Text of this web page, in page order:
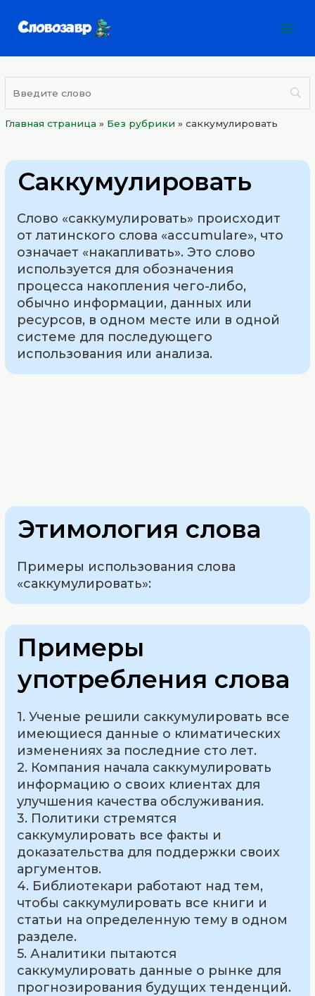
Главная страница » Без рубрики »саккумулировать
Саккумулировать
Слово «саккумулировать» происходит
от латинского слова «accumulare», что
означает «накапливать». Это слово
используется для обозначения
процесса накопления чего-либо,
обычно информации, данных или
ресурсов, в одном месте или в одной
системе для последующего
использования или анализа.
Этимология слова
Примеры использования слова
«саккумулировать»:
Примеры
употребления слова
1. Ученые решили саккумулировать все
имеющиеся данные о климатических
изменениях за последние сто лет.
2. Компания начала саккумулировать
информацию о своих клиентах для
улучшения качества обслуживания.
3. Политики стремятся
саккумулировать все факты и
доказательства для поддержки своих
аргументов.
4. Библиотекари работают над тем,
чтобы саккумулировать все книги и
статьи на определенную тему в одном
разделе.
5. Аналитики пытаются
саккумулировать данные о рынке для
прогнозирования будущих тенденций.